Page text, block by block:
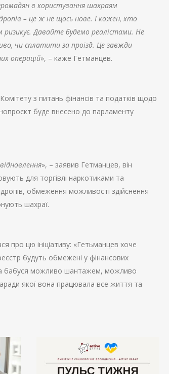
в користування шахраям
– це ж не щось нове. І кожен, хто
ризикує. Давайте будемо реалістами. Не
чи сплатити за проїзд. Це завжди
операцій», – каже Гетманцев.
з питань фінансів та податків щодо
буде внесено до парламенту
», – заявив Гетманцев, він
для торгівлі наркотиками та
обмеження можливості здійснення
шахраї.
про цю ініціативу: «Гетьманцев хоче
будуть обмежені у фінансових
бабуся можливо шантажем, можливо
якої вона працювала все життя та